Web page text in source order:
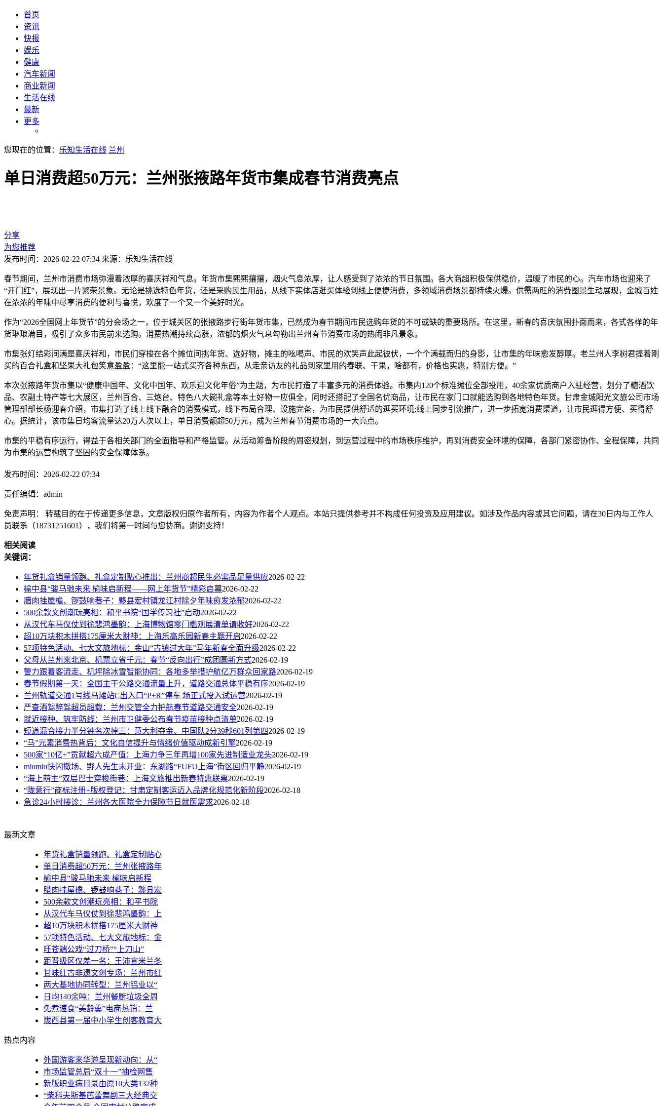
首页
资讯
快报
娱乐
健康
汽车新闻
商业新闻
生活在线
最新
更多
您现在的位置： 乐知生活在线 兰州
单日消费超50万元：兰州张掖路年货市集成春节消费亮点
分享
为您推荐
发布时间：2026-02-22 07:34 来源：乐知生活在线
春节期间，兰州市消费市场弥漫着浓厚的喜庆祥和气息。年货市集熙熙攘攘，烟火气息浓厚，让人感受到了浓浓的节日氛围。各大商超积极保供稳价，温暖了市民的心。汽车市场也迎来了
“开门红”，展现出一片繁荣景象。无论是挑选特色年货，还是采购民生用品，从线下实体店逛买体验到线上便捷消费，多领域消费场景都持续火爆。供需两旺的消费图景生动展现，金城百姓
在浓浓的年味中尽享消费的便利与喜悦，欢度了一个又一个美好时光。
作为“2026全国网上年货节”的分会场之一，位于城关区的张掖路步行街年货市集，已然成为春节期间市民选购年货的不可或缺的重要场所。在这里，新春的喜庆氛围扑面而来，各式各样的年
货琳琅满目，吸引了众多市民前来选购。消费热潮持续高涨，浓郁的烟火气息勾勒出兰州春节消费市场的热闹非凡景象。
市集张灯结彩间满是喜庆祥和，市民们穿梭在各个摊位间挑年货、选好物，摊主的吆喝声、市民的欢笑声此起彼伏，一个个满载而归的身影，让市集的年味愈发醇厚。老兰州人李树君提着刚
买的百合礼盒和坚果大礼包笑意盈盈：“这里能一站式买齐各种东西，从走亲访友的礼品到家里用的春联、干果，啥都有，价格也实惠，特别方便。”
本次张掖路年货市集以“健康中国年、文化中国年、欢乐迎文化年俗”为主题，为市民打造了丰富多元的消费体验。市集内120个标准摊位全部投用，40余家优质商户入驻经营，划分了糖酒饮
品、农副土特产等七大展区，兰州百合、三炮台、特色八大碗礼盒等本土好物一应俱全，同时还搭配了全国名优商品，让市民在家门口就能选购到各地特色年货。甘肃金城阳光文旅公司市场
管理部部长杨迎春介绍，市集打造了线上线下融合的消费模式，线下布局合理、设施完备，为市民提供舒适的逛买环境;线上同步引流推广，进一步拓宽消费渠道，让市民逛得方便、买得舒
心。据统计，该市集日均客流量达20万人次以上，单日消费额超50万元，成为兰州春节消费市场的一大亮点。
市集的平稳有序运行，得益于各相关部门的全面指导和严格监管。从活动筹备阶段的周密规划，到运营过程中的市场秩序维护，再到消费安全环境的保障，各部门紧密协作、全程保障，共同
为市集的运营构筑了坚固的安全保障体系。
发布时间：2026-02-22 07:34
责任编辑：admin
免责声明： 转载目的在于传递更多信息，文章版权归原作者所有，内容为作者个人观点。本站只提供参考并不构成任何投资及应用建议。如涉及作品内容或其它问题，请在30日内与工作人
员联系（18731251601），我们将第一时间与您协商。谢谢支持！
相关阅读
关键词：
年货礼盒销量领跑、礼盒定制贴心推出：兰州商超民生必需品足量供应2026-02-22
榆中县“骏马驰未来 榆味启新程——网上年货节”精彩启幕2026-02-22
腊肉挂屋檐、锣鼓响巷子：黟县宏村镇龙江村除夕年味愈发浓郁2026-02-22
500余款文创潮玩亮相：和平书院“国学传习社”启动2026-02-22
从汉代车马仪仗到徐悲鸿墨韵：上海博物馆零门槛观展清单请收好2026-02-22
超10万块积木拼搭175厘米大财神：上海乐高乐园新春主题开启2026-02-22
57项特色活动、七大文旅地标：金山“古镇过大年”马年新春全面升级2026-02-22
父母从兰州来北京、机票立省千元：春节“反向出行”成团圆新方式2026-02-19
警力跟着客流走、机坪除冰雪智能协同：各地多举措护航亿万群众回家路2026-02-19
春节假期第一天：全国主干公路交通流量上升，道路交通总体平稳有序2026-02-19
兰州轨道交通1号线马滩站C出入口“P+R”停车 场正式投入试运营2026-02-19
严查酒驾醉驾超员超载：兰州交管全力护航春节道路交通安全2026-02-19
就近接种、筑牢防线：兰州市卫健委公布春节疫苗接种点清单2026-02-19
短道混合接力半分钟名次掉三：意大利夺金、中国队2分39秒601列第四2026-02-19
“马”元素消费热背后：文化自信提升与情绪价值驱动成新引擎2026-02-19
500家“10亿+”贡献超六成产值：上海力争三年再增100家先进制造业龙头2026-02-19
miumiu快闪撤场、野人先生未开业：东湖路“FUFU上海”街区回归平静2026-02-19
“海上萌主”双层巴士穿梭街巷：上海文旅推出新春特惠联票2026-02-19
“陇意行”商标注册+版权登记：甘肃定制客运迈入品牌化规范化新阶段2026-02-18
急诊24小时接诊：兰州各大医院全力保障节日就医需求2026-02-18
最新文章
年货礼盒销量领跑、礼盒定制贴心
单日消费超50万元：兰州张掖路年
榆中县“骏马驰未来 榆味启新程
腊肉挂屋檐、锣鼓响巷子：黟县宏
500余款文创潮玩亮相：和平书院
从汉代车马仪仗到徐悲鸿墨韵：上
超10万块积木拼搭175厘米大财神
57项特色活动、七大文旅地标：金
旺苍端公戏“过刀桥”“上刀山”
距晋级区仅差一名：王沛宣米兰冬
甘味红古非遗文创专场：兰州市红
两大基地协同转型：兰州铝业以“
日均140余吨：兰州餐厨垃圾全周
免煮速食“美龄羹”电商热销：兰
陇西县第一届中小学生创客教育大
热点内容
外国游客来华游呈现新动向：从“
市场监管总局“双十一”抽检网售
新版职业病目录由原10大类132种
“柴科夫斯基芭蕾舞剧三大经典交